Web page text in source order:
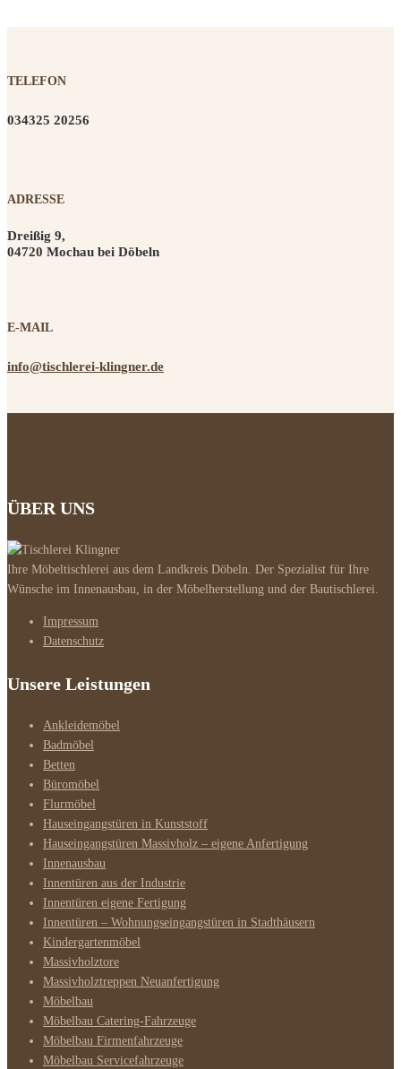
TELEFON
034325 20256
ADRESSE
Dreißig 9,
04720 Mochau bei Döbeln
E-MAIL
info@tischlerei-klingner.de
ÜBER UNS
Ihre Möbeltischlerei aus dem Landkreis Döbeln. Der Spezialist für Ihre
Wünsche im Innenausbau, in der Möbelherstellung und der Bautischlerei.
Impressum
Datenschutz
Unsere Leistungen
Ankleidemöbel
Badmöbel
Betten
Büromöbel
Flurmöbel
Hauseingangstüren in Kunststoff
Hauseingangstüren Massivholz – eigene Anfertigung
Innenausbau
Innentüren aus der Industrie
Innentüren eigene Fertigung
Innentüren – Wohnungseingangstüren in Stadthäusern
Kindergartenmöbel
Massivholztore
Massivholztreppen Neuanfertigung
Möbelbau
Möbelbau Catering-Fahrzeuge
Möbelbau Firmenfahrzeuge
Möbelbau Servicefahrzeuge